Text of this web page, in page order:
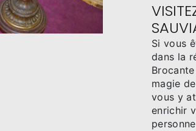
Si vous
dans la
magie
vous y
enrichir